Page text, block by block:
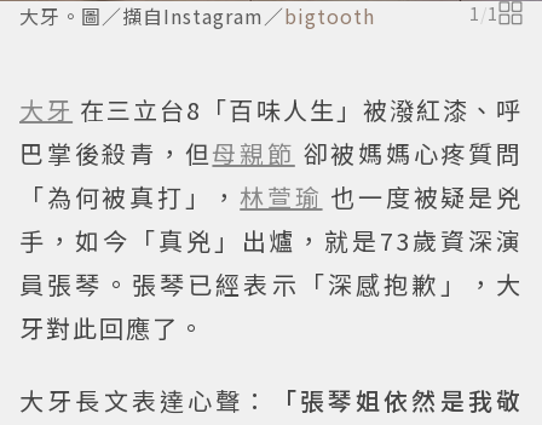
大牙。圖／擷自Instagram／bigtooth 1/1
大牙 在三立台8「百味人生」被潑紅漆、呼
巴掌後殺青，但母親節 卻被媽媽心疼質問
「為何被真打」， 林萱瑜 也一度被疑是兇
手，如今「真兇」出爐，就是73歲資深演
員張琴。張琴已經表示「深感抱歉」，大
牙對此回應了。
大牙長文表達心聲：
「張琴姐依然是我敬